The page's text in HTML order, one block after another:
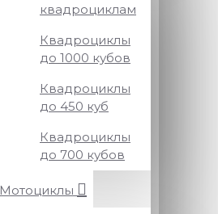
квадроциклам
Квадроциклы
до 1000 кубов
Квадроциклы
до 450 куб
Квадроциклы
до 700 кубов
Мотоциклы